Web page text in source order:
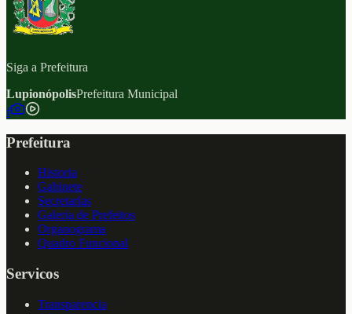
Siga a Prefeitura
LupionópolisPrefeitura Municipal
f
Prefeitura
Historia
Gabinete
Secretarias
Galeria de Prefeitos
Organograma
Quadro Funcional
Servicos
Transparencia